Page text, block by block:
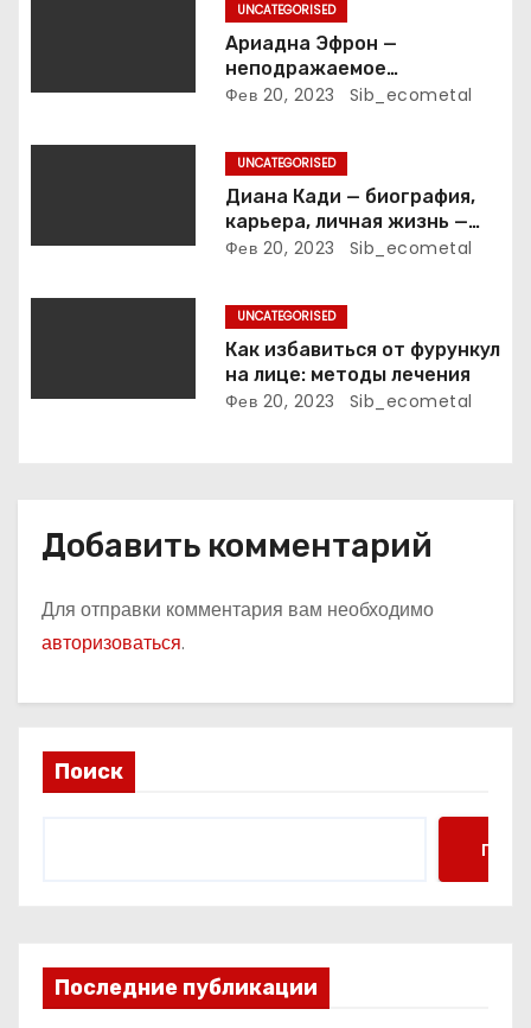
UNCATEGORISED
Ариадна Эфрон —
неподражаемое
вокзальное
оценочно-аналитическое
общепостижимое явление
известной русской
поэтессы
Фев 20, 2023 Sib_ecometal
UNCATEGORISED
Диана Кади — биография,
карьера, личная жизнь —
актуальная информация
Фев 20, 2023 Sib_ecometal
UNCATEGORISED
Как избавиться от фурункул
на лице: методы лечения
Фев 20, 2023 Sib_ecometal
Добавить комментарий
Для отправки комментария вам необходимо
авторизоваться.
Поиск
Поиск
Последние публикации